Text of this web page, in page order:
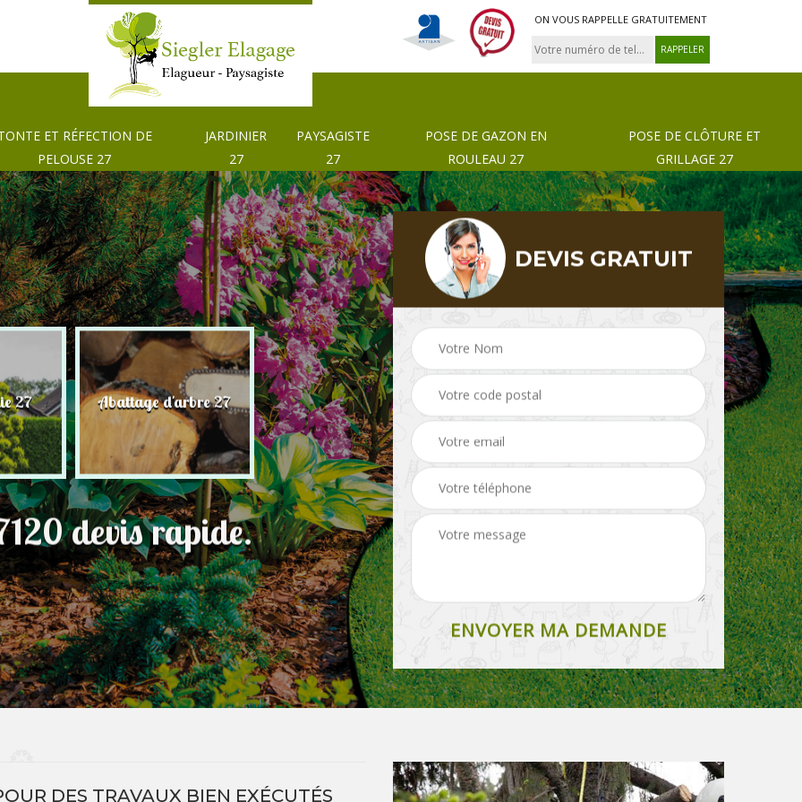
ON VOUS RAPPELLE GRATUITEMENT
ET RÉFECTION DE
PELOUSE 27
JARDINIER
27
PAYSAGISTE
27
POSE DE GAZON EN
ROULEAU 27
POSE DE CLÔTURE ET
GRILLAGE 27
27 Abattage d'arbre 27 Tonte et réfection de
pelouse 27 Paysagiste 27 Pose de gazon en
rouleau 27
devis rapide.
DEVIS GRATUIT
DES TRAVAUX BIEN EXÉCUTÉS